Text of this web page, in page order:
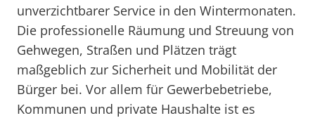
unverzichtbarer Service in den Wintermonaten.
Die professionelle Räumung und Streuung von
Gehwegen, Straßen und Plätzen trägt
maßgeblich zur Sicherheit und Mobilität der
Bürger bei. Vor allem für Gewerbebetriebe,
Kommunen und private Haushalte ist es